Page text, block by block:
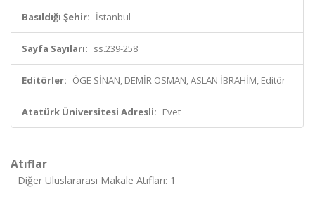
Basıldığı Şehir: İstanbul
Sayfa Sayıları: ss.239-258
Editörler: ÖGE SİNAN, DEMİR OSMAN, ASLAN İBRAHİM, Editör
Atatürk Üniversitesi Adresli: Evet
Atıflar
Diğer Uluslararası Makale Atıfları: 1